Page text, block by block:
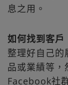
息之用。
如何找到客戶
整理好自己
品或業績等，
Facebook社